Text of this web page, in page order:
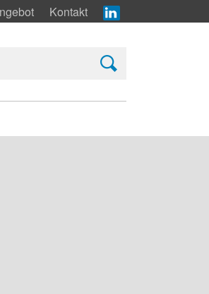
Kontakt